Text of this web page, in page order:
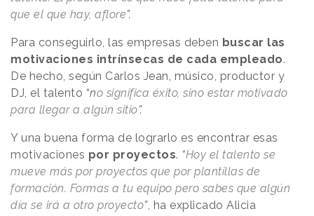
que el que hay, aflore”.
Para conseguirlo, las empresas deben buscar las
motivaciones intrínsecas de cada empleado.
De hecho, según Carlos Jean, músico, productor y
DJ, el talento “no significa éxito, sino estar motivado
para llegar a algún sitio”.
Y una buena forma de lograrlo es encontrar esas
motivaciones por proyectos. “Hoy el talento se
mueve más por proyectos que por plantillas de
formación. Formas a tu equipo pero sabes que algún
día se irá a otro proyecto”, ha explicado Alicia